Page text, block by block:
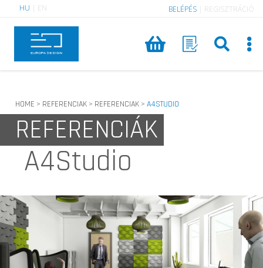
HU EN BELÉPÉS REGISZTRÁCIÓ
HOME > REFERENCIAK > REFERENCIAK >A4STUDIO
REFERENCIÁK
A4Studio